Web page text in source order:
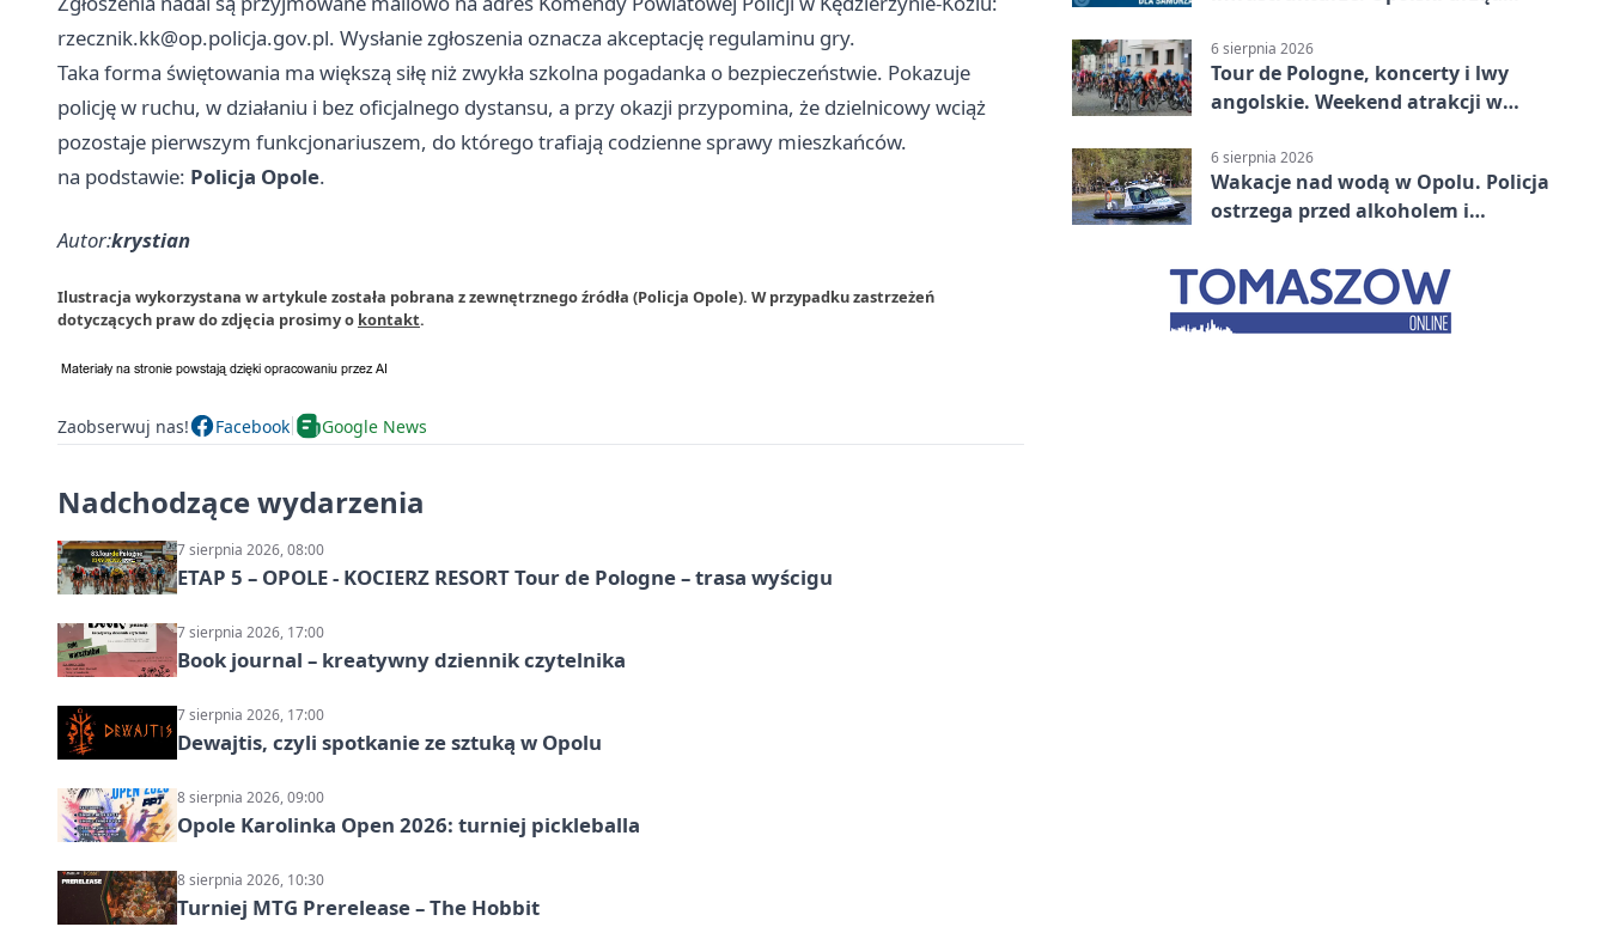
rzecznik.kk@op.policja.gov.pl. Wysłanie zgłoszenia oznacza akceptację regulaminu gry.
Taka forma świętowania ma większą siłę niż zwykła szkolna pogadanka o bezpieczeństwie. Pokazuje
policję w ruchu, w działaniu i bez oficjalnego dystansu, a przy okazji przypomina, że dzielnicowy wciąż
pozostaje pierwszym funkcjonariuszem, do którego trafiają codzienne sprawy mieszkańców.
na podstawie: Policja Opole.
Autor:krystian
Ilustracja wykorzystana w artykule została pobrana z zewnętrznego źródła (Policja Opole). W przypadku zastrzeżeń
dotyczących praw do zdjęcia prosimy o kontakt.
Zaobserwuj nas! Facebook Google News
Nadchodzące wydarzenia
7 sierpnia 2026, 08:00
ETAP 5 – OPOLE - KOCIERZ RESORT Tour de Pologne – trasa wyścigu
7 sierpnia 2026, 17:00
Book journal – kreatywny dziennik czytelnika
7 sierpnia 2026, 17:00
Dewajtis, czyli spotkanie ze sztuką w Opolu
8 sierpnia 2026, 09:00
Opole Karolinka Open 2026: turniej pickleballa
8 sierpnia 2026, 10:30
Turniej MTG Prerelease – The Hobbit
6 sierpnia 2026
Tour de Pologne, koncerty i lwy
angolskie. Weekend atrakcji w
6 sierpnia 2026
Wakacje nad wodą w Opolu. Policja
ostrzega przed alkoholem i